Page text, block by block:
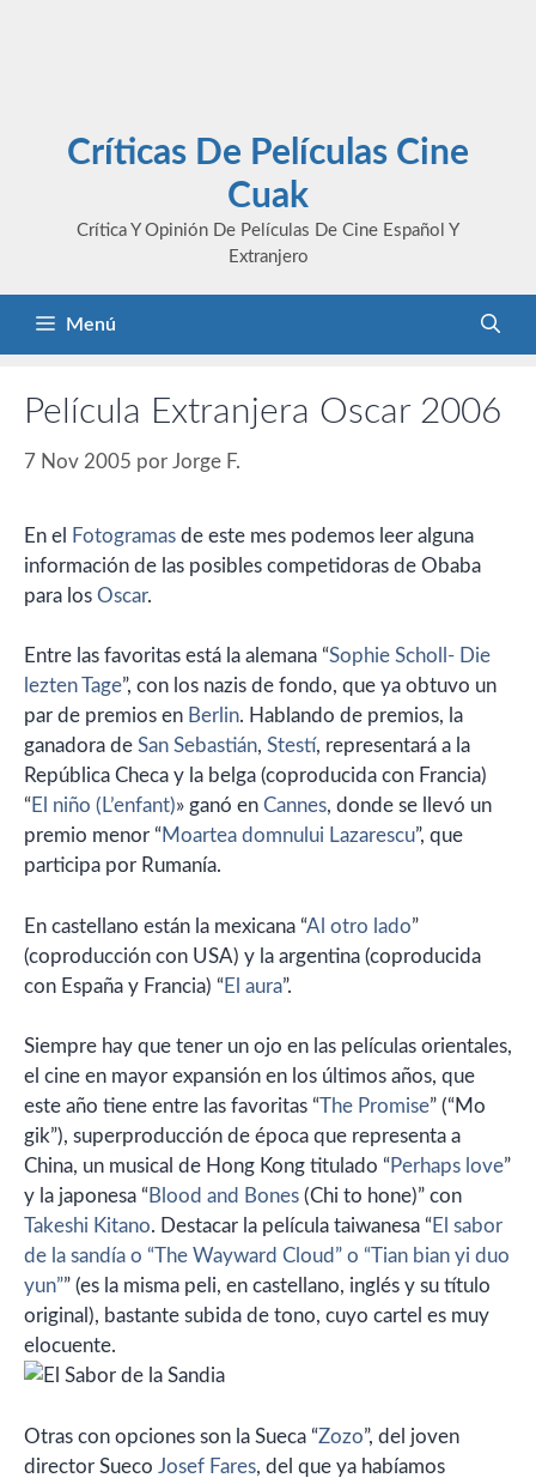
Críticas De Películas Cine
Cuak
Crítica Y Opinión De Películas De Cine Español Y
Extranjero
Menú
Película Extranjera Oscar 2006
7 Nov 2005 por Jorge F.
En el Fotogramas de este mes podemos leer alguna
información de las posibles competidoras de Obaba
para los Oscar.
Entre las favoritas está la alemana “Sophie Scholl- Die
lezten Tage”, con los nazis de fondo, que ya obtuvo un
par de premios en Berlin. Hablando de premios, la
ganadora de San Sebastián, Stestí, representará a la
República Checa y la belga (coproducida con Francia)
“ El niño (L’enfant)» ganó en Cannes, donde se llevó un
premio menor “ Moartea domnului Lazarescu”, que
participa por Rumanía.
En castellano están la mexicana “Al otro lado”
(coproducción con USA) y la argentina (coproducida
con España y Francia) “ El aura”.
Siempre hay que tener un ojo en las películas orientales,
el cine en mayor expansión en los últimos años, que
este año tiene entre las favoritas “The Promise” (“Mo
gik”), superproducción de época que representa a
China, un musical de Hong Kong titulado “ Perhaps love”
y la japonesa “ Blood and Bones (Chi to hone)” con
Takeshi Kitano. Destacar la película taiwanesa “ El sabor
de la sandía o “The Wayward Cloud” o “Tian bian yi duo
yun”” (es la misma peli, en castellano, inglés y su título
original), bastante subida de tono, cuyo cartel es muy
elocuente.
Otras con opciones son la Sueca “Zozo”, del joven
director Sueco Josef Fares, del que ya habíamos